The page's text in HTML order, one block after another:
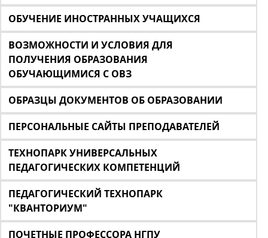
ОБУЧЕНИЕ ИНОСТРАННЫХ УЧАЩИХСЯ
ВОЗМОЖНОСТИ И УСЛОВИЯ ДЛЯ
ПОЛУЧЕНИЯ ОБРАЗОВАНИЯ
ОБУЧАЮЩИМИСЯ С ОВЗ
ОБРАЗЦЫ ДОКУМЕНТОВ ОБ ОБРАЗОВАНИИ
ПЕРСОНАЛЬНЫЕ САЙТЫ ПРЕПОДАВАТЕЛЕЙ
ТЕХНОПАРК УНИВЕРСАЛЬНЫХ
ПЕДАГОГИЧЕСКИХ КОМПЕТЕНЦИЙ
ПЕДАГОГИЧЕСКИЙ ТЕХНОПАРК
"КВАНТОРИУМ"
ПОЧЕТНЫЕ ПРОФЕССОРА НГПУ